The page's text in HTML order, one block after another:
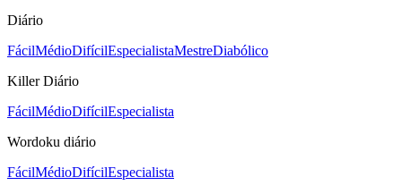
Diário
FácilMédioDifícilEspecialistaMestreDiabólico
Killer Diário
FácilMédioDifícilEspecialista
Wordoku diário
FácilMédioDifícilEspecialista